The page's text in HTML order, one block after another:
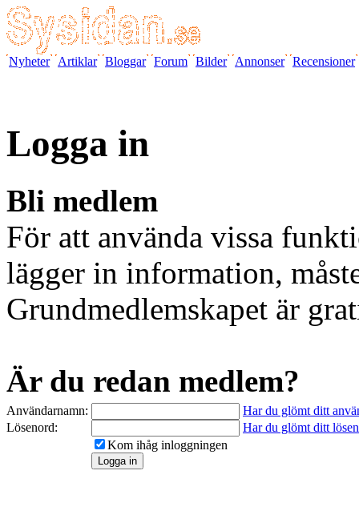
Nyheter Artiklar Bloggar Forum Bilder Annonser Recensioner
Logga in
Bli medlem
För att använda vissa
lägger in information,
Grundmedlemskapet är
Är du redan medlem?
Användarnamn:
Har du glömt ditt
Lösenord:
Har du glömt ditt
Kom ihåg inloggningen